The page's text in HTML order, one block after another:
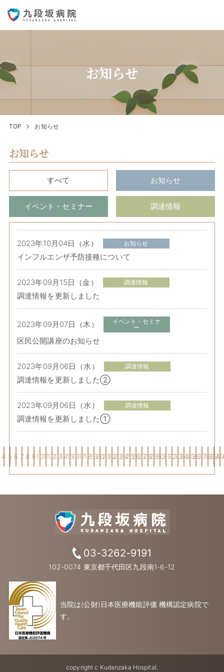
お知らせ
TOP お知らせ
お知らせ
すべて お知らせ
イベント・セミナー 調達情報
2023年10月04日（水） お知らせ
インフルエンザ予防接種について
2023年09月15日（金） 調達情報
調達情報を更新しました
2023年09月07日（木）
イベント・セミナ
ー
区民公開講座のお知らせ
2023年09月06日（水） 調達情報
調達情報を更新しました②
2023年09月06日（水） 調達情報
調達情報を更新しました①
4 5 6 7 8 9101112131415161718192021222324252627282930313233343536373839
03-3262-9191
102-0074 東京都千代田区九段南1-6-12
当院は(公財)日本医療機能評価 機構認定病院で
す。
copyright c Kudanzaka Hospital.